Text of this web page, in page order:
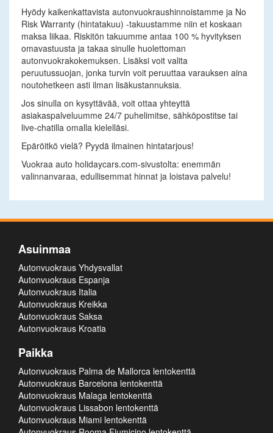
Hyödy kaikenkattavista autonvuokraushinnoistamme ja No
Risk Warranty (hintatakuu) -takuustamme niin et koskaan
maksa liikaa. Riskitön takuumme antaa 100 % hyvityksen
omavastuusta ja takaa sinulle huolettoman
autonvuokrakokemuksen. Lisäksi voit valita
peruutussuojan, jonka turvin voit peruuttaa varauksen aina
noutohetkeen asti ilman lisäkustannuksia.
Jos sinulla on kysyttävää, voit ottaa yhteyttä
asiakaspalveluumme 24/7 puhelimitse, sähköpostitse tai
live-chatilla omalla kielelläsi.
Epäröitkö vielä? Pyydä ilmainen hintatarjous!
Vuokraa auto holidaycars.com-sivustolta: enemmän
valinnanvaraa, edullisemmat hinnat ja loistava palvelu!
Asuinmaa
Autonvuokraus Yhdysvallat
Autonvuokraus Espanja
Autonvuokraus Italia
Autonvuokraus Kreikka
Autonvuokraus Saksa
Autonvuokraus Kroatia
Paikka
Autonvuokraus Palma de Mallorca lentokenttä
Autonvuokraus Barcelona lentokenttä
Autonvuokraus Malaga lentokenttä
Autonvuokraus Lissabon lentokenttä
Autonvuokraus Miami lentokenttä